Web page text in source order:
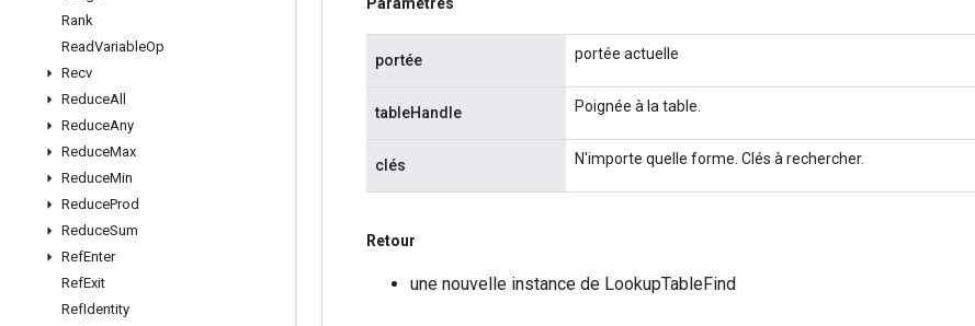
Rank
ReadVariableOp
Recv
ReduceAll
ReduceAny
ReduceMax
ReduceMin
ReduceProd
ReduceSum
RefEnter
RefExit
RefIdentity
portée portée actuelle
tableHandle Poignée à la table.
clés N'importe quelle forme. Clés à rechercher.
Retour
une nouvelle instance de LookupTableFind